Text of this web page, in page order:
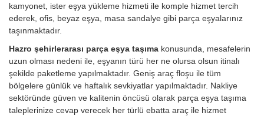
kamyonet, ister eşya yükleme hizmeti ile komple hizmet tercih
ederek, ofis, beyaz eşya, masa sandalye gibi parça eşyalarınız
taşınmaktadır.
Hazro şehirlerarası parça eşya taşıma konusunda, mesafelerin
uzun olması nedeni ile, eşyanın türü her ne olursa olsun itinalı
şekilde paketleme yapılmaktadır. Geniş araç floşu ile tüm
bölgelere günlük ve haftalık sevkiyatlar yapılmaktadır. Nakliye
sektöründe güven ve kalitenin öncüsü olarak parça eşya taşıma
taleplerinize cevap verecek her türlü ebatta araç ile hizmet